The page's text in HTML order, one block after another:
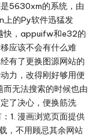
5630xm的系统，由
的Py软件迅猛发
快，appuifw和e32的
应该不会有什么难
有了更换图源网站的
力，改得刚好够用便
无法搜索的时候也由
了决心，便换筋洗
1. 漫画浏览页面提供
，不用顾忌其余网站